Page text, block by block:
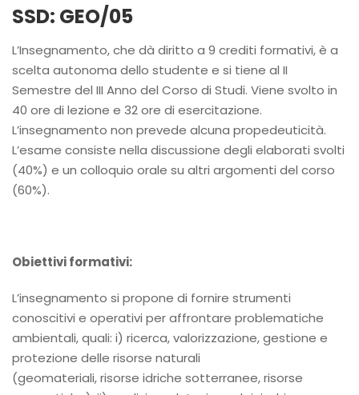
SSD: GEO/05
L’Insegnamento, che dà diritto a 9 crediti formativi, è a
scelta autonoma dello studente e si tiene al II
Semestre del III Anno del Corso di Studi. Viene svolto in
40 ore di lezione e 32 ore di esercitazione.
L’insegnamento non prevede alcuna propedeuticità.
L’esame consiste nella discussione degli elaborati svolti
(40%) e un colloquio orale su altri argomenti del corso
(60%).
Obiettivi formativi:
L’insegnamento si propone di fornire strumenti
conoscitivi e operativi per affrontare problematiche
ambientali, quali: i) ricerca, valorizzazione, gestione e
protezione delle risorse naturali
(geomateriali, risorse idriche sotterranee, risorse